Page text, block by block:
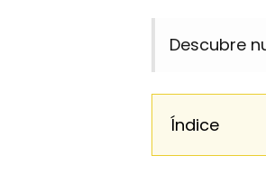
Descubre
Índice